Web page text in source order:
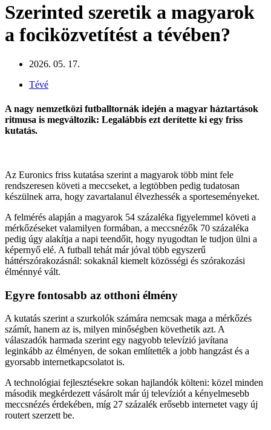
Szerinted szeretik a magyarok
a fociközvetítést a tévében?
2026. 05. 17.
Tévé
A nagy nemzetközi futballtornák idején a magyar háztartások
ritmusa is megváltozik: Legalábbis ezt derítette ki egy friss
kutatás.
Az Euronics friss kutatása szerint a magyarok több mint fele
rendszeresen követi a meccseket, a legtöbben pedig tudatosan
készülnek arra, hogy zavartalanul élvezhessék a sporteseményeket.
A felmérés alapján a magyarok 54 százaléka figyelemmel követi a
mérkőzéseket valamilyen formában, a meccsnézők 70 százaléka
pedig úgy alakítja a napi teendőit, hogy nyugodtan le tudjon ülni a
képernyő elé. A futball tehát már jóval több egyszerű
háttérszórakozásnál: sokaknál kiemelt közösségi és szórakozási
élménnyé vált.
Egyre fontosabb az otthoni élmény
A kutatás szerint a szurkolók számára nemcsak maga a mérkőzés
számít, hanem az is, milyen minőségben követhetik azt. A
válaszadók harmada szerint egy nagyobb televízió javítana
leginkább az élményen, de sokan említették a jobb hangzást és a
gyorsabb internetkapcsolatot is.
A technológiai fejlesztésekre sokan hajlandók költeni: közel minden
második megkérdezett vásárolt már új televíziót a kényelmesebb
meccsnézés érdekében, míg 27 százalék erősebb internetet vagy új
routert szerzett be.